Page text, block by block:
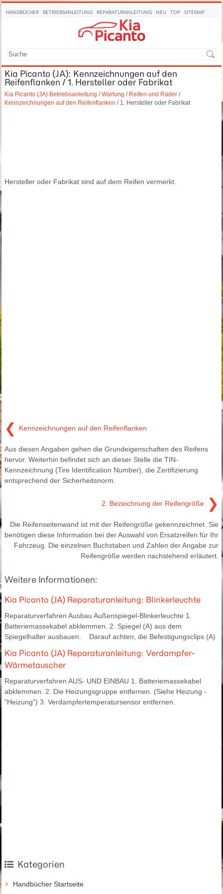
HANDBÜCHER BETRIEBSANLEITUNG REPARATURANLEITUNG NEU TOP SITEMAP
Kia Picanto (JA): Kennzeichnungen auf den
Reifenflanken / 1. Hersteller oder Fabrikat
Kia Picanto (JA) Betriebsanleitung /Wartung / Reifen und Räder /
Kennzeichnungen auf den Reifenflanken / 1. Hersteller oder Fabrikat
Hersteller oder Fabrikat sind auf dem Reifen vermerkt.
❮ Kennzeichnungen auf den Reifenflanken
Aus diesen Angaben gehen die Grundeigenschaften des Reifens
hervor. Weiterhin befindet sich an dieser Stelle die TIN-
Kennzeichnung (Tire Identification Number), die Zertifizierung
entsprechend der Sicherheitsnorm.
2. Bezeichnung der Reifengröße ❯
Die Reifenseitenwand ist mit der Reifengröße gekennzeichnet. Sie
benötigen diese Information bei der Auswahl von Ersatzreifen für Ihr
Fahrzeug. Die einzelnen Buchstaben und Zahlen der Angabe zur
Reifengröße werden nachstehend erläutert.
Weitere Informationen:
Kia Picanto (JA) Reparaturanleitung: Blinkerleuchte
Reparaturverfahren Ausbau Außenspiegel-Blinkerleuchte 1.
Batteriemassekabel abklemmen. 2. Spiegel (A) aus dem
Spiegelhalter ausbauen. Darauf achten, die Befestigungsclips (A)
Kia Picanto (JA) Reparaturanleitung: Verdampfer-
Wärmetauscher
Reparaturverfahren AUS- UND EINBAU 1. Batteriemassekabel
abklemmen. 2. Die Heizungsgruppe entfernen. (Siehe Heizung -
"Heizung") 3. Verdampfertemperatursensor entfernen.
Kategorien
Handbücher Startseite